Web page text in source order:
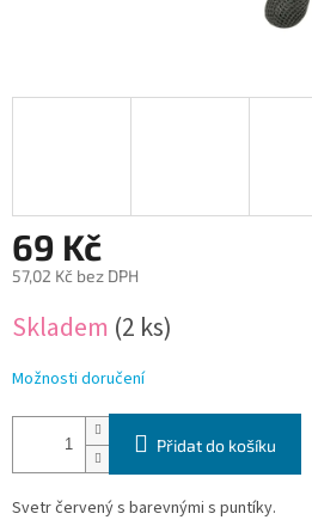
69 Kč
57,02 Kč bez DPH
cena:
Skladem (2 ks)
Možnosti doručení
Přidat do košíku
Svetr červený s barevnými s puntíky.